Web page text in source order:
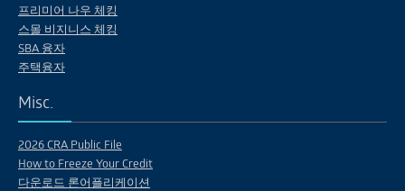
프리미어 나우 체킹
스몰 비지니스 체킹
SBA 융자
주택융자
Misc.
2026 CRA Public File
How to Freeze Your Credit
다운로드 론어플리케이션